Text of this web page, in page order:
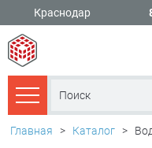
Краснодар
Каталог товаров
Главная > Каталог >